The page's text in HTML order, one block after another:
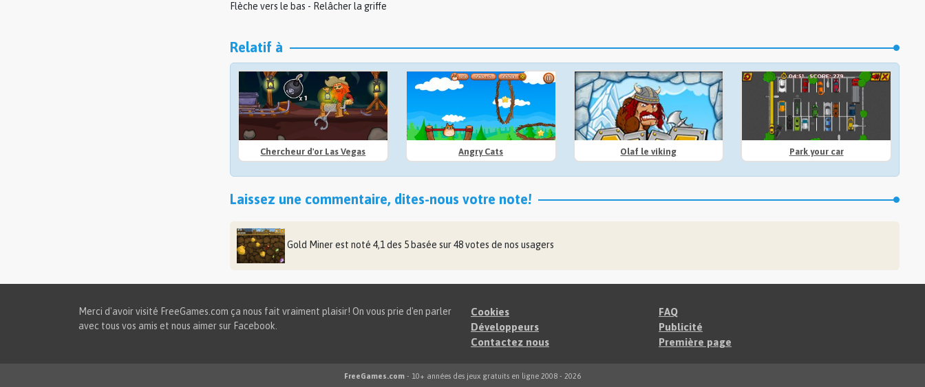
Flèche vers le bas - Relâcher la griffe
Relatif à
Chercheur d'or Las Vegas Angry Cats Olaf le viking Park your car
Laissez une commentaire, dites-nous votre note!
Gold Minerest noté 4,1des 5 basée sur48votes de nos usagers
Merci d'avoir visité FreeGames.com ça nous fait vraiment plaisir! On vous prie d'en parler
avec tous vos amis et nous aimer sur Facebook.
Cookies
FAQ
Développeurs
Publicité
Contactez nous
Première page
FreeGames.com - 10+ années des jeux gratuits en ligne 2008 - 2026